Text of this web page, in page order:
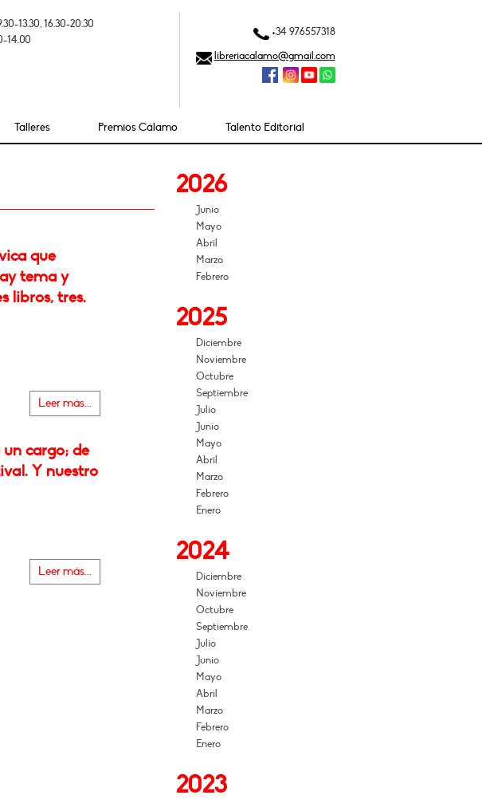
13.30, 16.30-20.30
14.00
+34 976557318
libreriacalamo@gmail.com
Talleres Premios Cálamo Talento Editorial
que
tema y
libros, tres.
Leer más...
cargo; de
Y nuestro
Leer más...
2026
Junio
Mayo
Abril
Marzo
Febrero
2025
Diciembre
Noviembre
Octubre
Septiembre
Julio
Junio
Mayo
Abril
Marzo
Febrero
Enero
2024
Diciembre
Noviembre
Octubre
Septiembre
Julio
Junio
Mayo
Abril
Marzo
Febrero
Enero
2023